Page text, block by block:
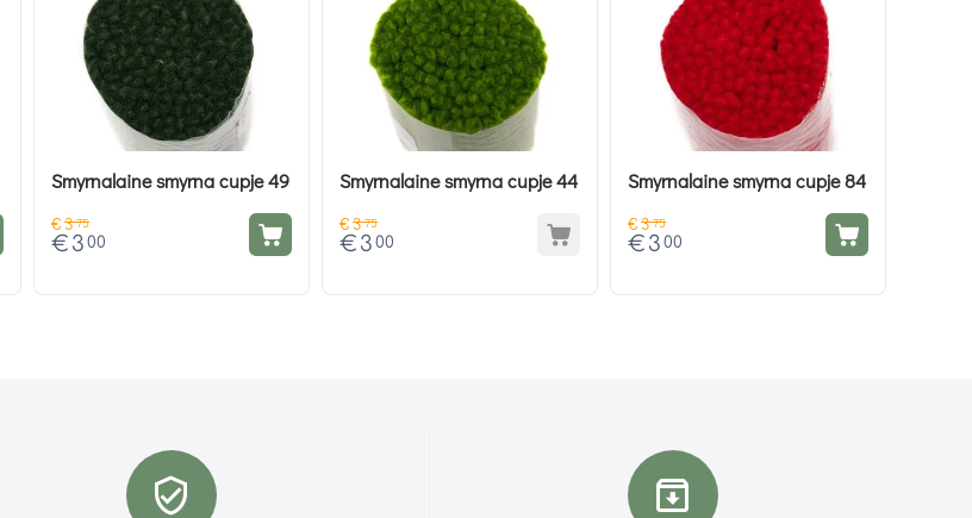
Smyrnalaine smyrna cupje 49
€3 75
€ 3 00
Smyrnalaine smyrna cupje 44
€3 75
€ 3 00
Smyrnalaine smyrna cupje 84
€3 75
€ 3 00